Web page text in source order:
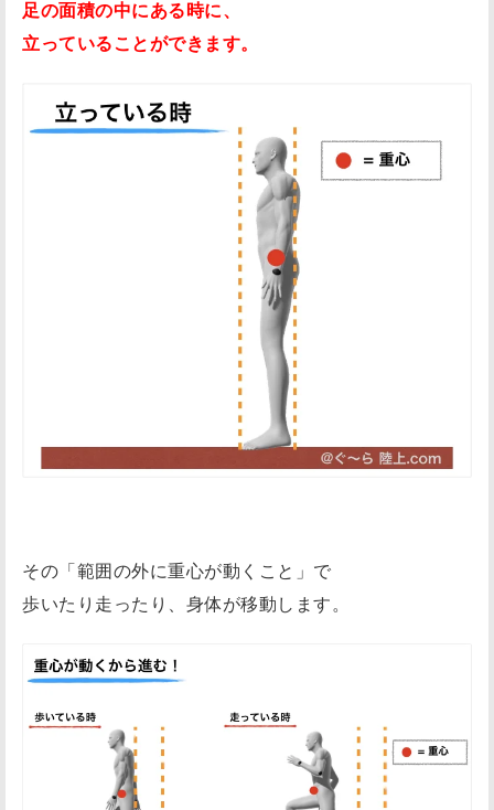
足の面積の中にある時に、
立っていることができます。
その「範囲の外に重心が動くこと」で
歩いたり走ったり、身体が移動します。